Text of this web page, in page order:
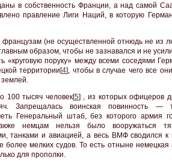
в собственность Франции, а над самой
правление Лиги Наций, в которую
(не осуществленной отнюдь не из
образом, чтобы не зазнавался и не
поруку» между всеми соседями
территории[4], чтобы в случае чего все
100 тысяч человек[5] , из которых офицеров
воинская повинность —
Генеральный штаб, без которого армия
немцам нельзя было вооружаться
танками и авиацией, а весь ВМФ сводился к
более мелких судов. То есть отныне немецкая
для прополки.